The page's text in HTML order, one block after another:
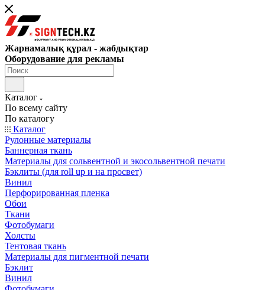
Жарнамалық құрал - жабдықтар
Оборудование для рекламы
Каталог
По всему сайту
По каталогу
Каталог
Рулонные материалы
Баннерная ткань
Материалы для сольвентной и экосольвентной печати
Бэклиты (для roll up и на просвет)
Винил
Перфорированная пленка
Обои
Ткани
Фотобумаги
Холсты
Тентовая ткань
Материалы для пигментной печати
Бэклит
Винил